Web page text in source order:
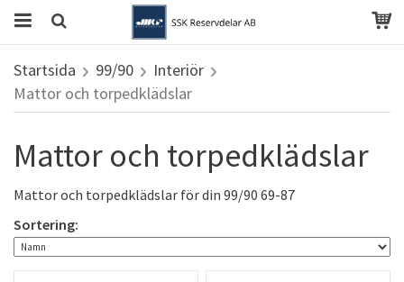
Startsida 99/90
Interiör
Mattor och torpedklädslar
Mattor och torpedklädslar
Mattor och torpedklädslar för din 99/90 69-87
Sortering: